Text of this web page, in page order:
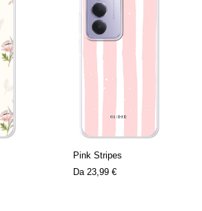
Pink Stripes
Da 23,99 €